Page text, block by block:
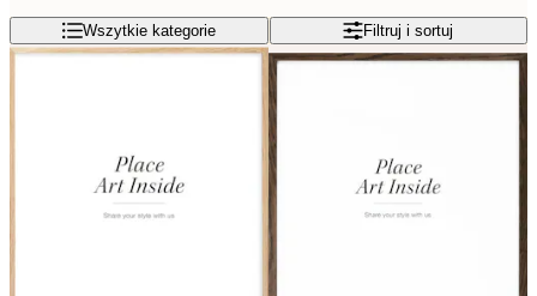
Wszytkie kategorie Filtruj i sortuj